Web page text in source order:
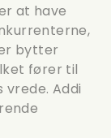
at have
bytter
fører til
vrede. Addi